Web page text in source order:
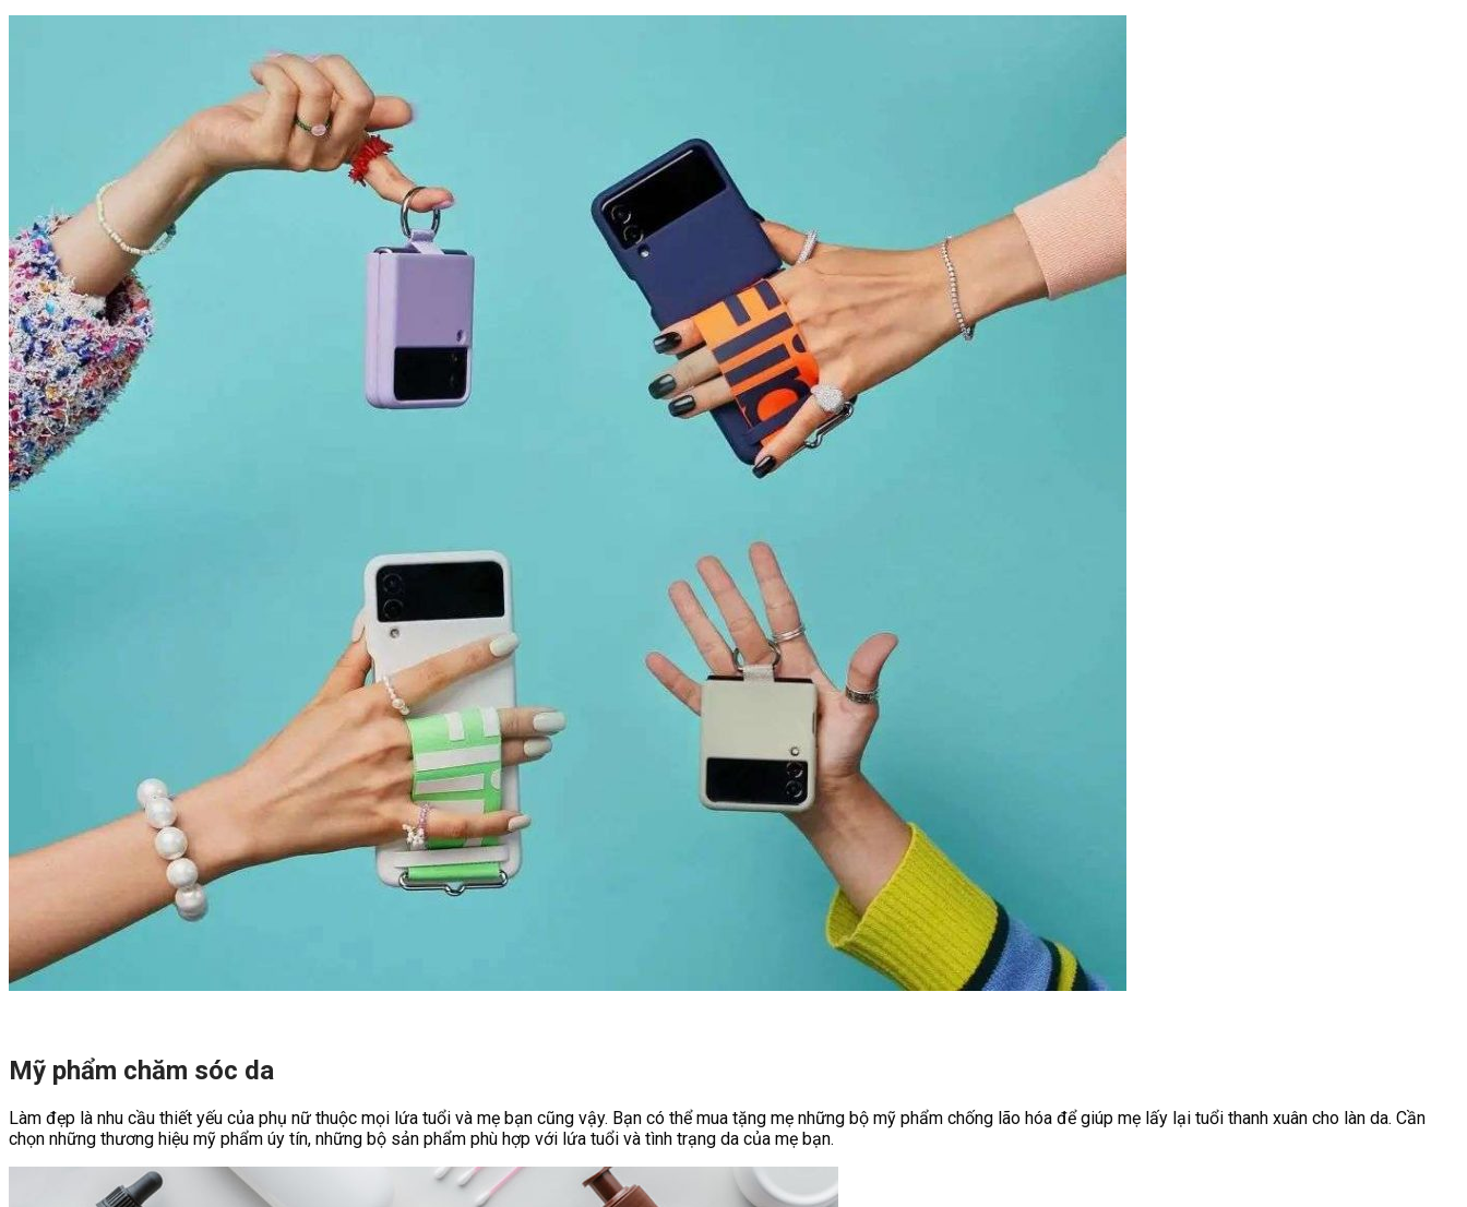
Mỹ phẩm chăm sóc da
Làm đẹp là nhu cầu thiết yếu của phụ nữ thuộc mọi lứa tuổi và mẹ bạn cũng vậy. Bạn có thể mua tặng mẹ những bộ mỹ phẩm chống lão hóa để giúp mẹ lấy lại tuổi thanh xuân cho làn da. Cần
chọn những thương hiệu mỹ phẩm úy tín, những bộ sản phẩm phù hợp với lứa tuổi và tình trạng da của mẹ bạn.